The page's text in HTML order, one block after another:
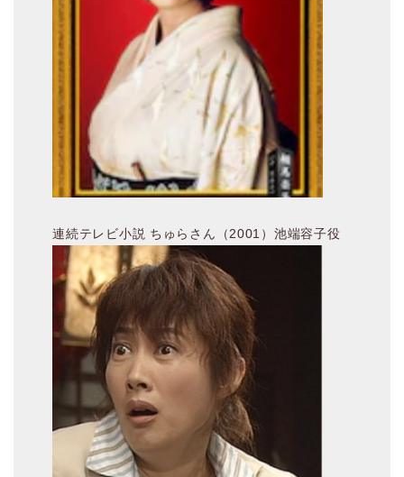
連続テレビ小説 ちゅらさん（2001）池端容子役